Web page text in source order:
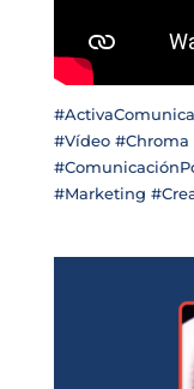
#Vídeo #Chroma
#Marketing